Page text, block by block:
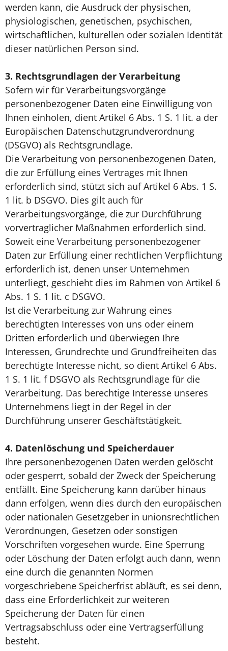
werden kann, die Ausdruck der physischen,
physiologischen, genetischen, psychischen,
wirtschaftlichen, kulturellen oder sozialen Identität
dieser natürlichen Person sind.
3. Rechtsgrundlagen der Verarbeitung
Sofern wir für Verarbeitungsvorgänge
personenbezogener Daten eine Einwilligung von
Ihnen einholen, dient Artikel 6 Abs. 1 S. 1 lit. a der
Europäischen Datenschutzgrundverordnung
(DSGVO) als Rechtsgrundlage.
Die Verarbeitung von personenbezogenen Daten,
die zur Erfüllung eines Vertrages mit Ihnen
erforderlich sind, stützt sich auf Artikel 6 Abs. 1 S.
1 lit. b DSGVO. Dies gilt auch für
Verarbeitungsvorgänge, die zur Durchführung
vorvertraglicher Maßnahmen erforderlich sind.
Soweit eine Verarbeitung personenbezogener
Daten zur Erfüllung einer rechtlichen Verpflichtung
erforderlich ist, denen unser Unternehmen
unterliegt, geschieht dies im Rahmen von Artikel 6
Abs. 1 S. 1 lit. c DSGVO.
Ist die Verarbeitung zur Wahrung eines
berechtigten Interesses von uns oder einem
Dritten erforderlich und überwiegen Ihre
Interessen, Grundrechte und Grundfreiheiten das
berechtigte Interesse nicht, so dient Artikel 6 Abs.
1 S. 1 lit. f DSGVO als Rechtsgrundlage für die
Verarbeitung. Das berechtige Interesse unseres
Unternehmens liegt in der Regel in der
Durchführung unserer Geschäftstätigkeit.
4. Datenlöschung und Speicherdauer
Ihre personenbezogenen Daten werden gelöscht
oder gesperrt, sobald der Zweck der Speicherung
entfällt. Eine Speicherung kann darüber hinaus
dann erfolgen, wenn dies durch den europäischen
oder nationalen Gesetzgeber in unionsrechtlichen
Verordnungen, Gesetzen oder sonstigen
Vorschriften vorgesehen wurde. Eine Sperrung
oder Löschung der Daten erfolgt auch dann, wenn
eine durch die genannten Normen
vorgeschriebene Speicherfrist abläuft, es sei denn,
dass eine Erforderlichkeit zur weiteren
Speicherung der Daten für einen
Vertragsabschluss oder eine Vertragserfüllung
besteht.